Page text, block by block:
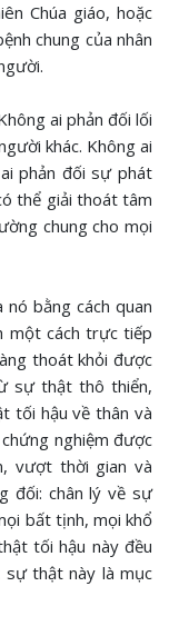
Chúa giáo, hoặc
chung của nhân
ai phản đối lối
khác. Không ai
phản đối sự phát
thể giải thoát tâm
chung cho mọi
bằng cách quan
một cách trực tiếp
thoát khỏi được
sự thật thô thiển,
tối hậu về thân và
nghiệm được
vượt thời gian và
đối: chân lý về sự
bất tịnh, mọi khổ
tối hậu này đều
sự thật này là mục